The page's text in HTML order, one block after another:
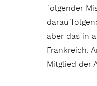
folgender
aber das in
Frankreich.
Mitglied der